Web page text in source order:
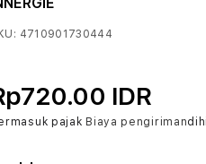
4710901730444
IDR
pajak Biaya pengiriman